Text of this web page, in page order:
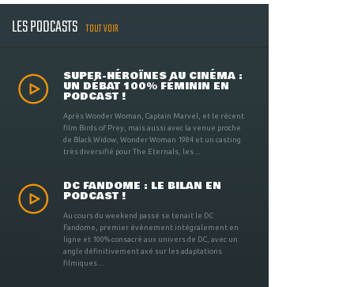
LES PODCASTS TOUT VOIR
SUPER-HÉROÏNES AU CINÉMA :
UN DÉBAT 100% FÉMININ EN
PODCAST !
Après Wonder Woman, Captain Marvel, et le récent
film Birds of Prey, mais aussi avec la venue proche
de Black Widow, Wonder Woman 1984 et un casting
très diversifié pour The Eternals, les ...
DC FANDOME : LE BILAN EN
PODCAST !
Au cours du weekend passé se tenait le DC
Fandome, premier évènement intégralement en
ligne et 100% consacré aux univers de DC, avec un
angle définitivement axé sur les adaptations
filmiques ...